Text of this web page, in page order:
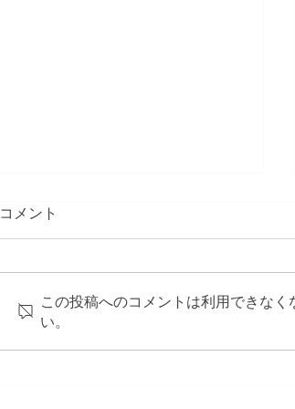
ツーリズムEXPOジャパン
コメント
この投稿へのコメントは利用できな
い。